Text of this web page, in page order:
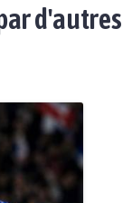
d'autres